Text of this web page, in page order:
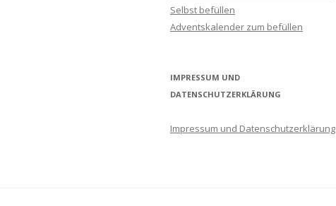
Selbst befüllen
Adventskalender zum befüllen
IMPRESSUM UND
DATENSCHUTZERKLÄRUNG
Impressum und Datenschutzerklärung